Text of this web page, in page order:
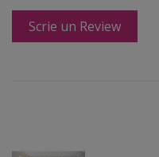
Scrie un Review